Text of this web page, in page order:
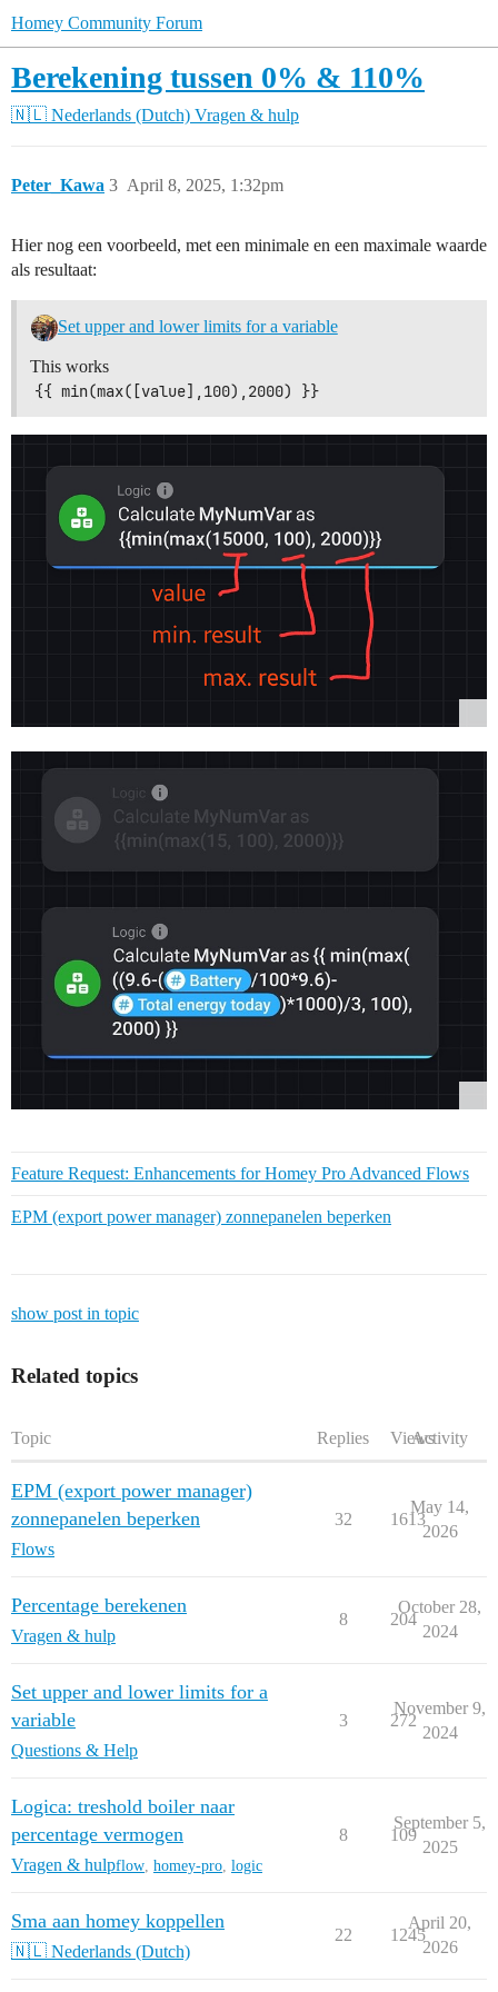
Homey Community Forum
Berekening tussen 0% & 110%
🇳🇱 Nederlands (Dutch) Vragen & hulp
Peter_Kawa April 8, 2025, 1:32pm
3
Hier nog een voorbeeld, met een minimale en een maximale waarde
als resultaat:
Set upper and lower limits for a variable
This works
{{ min(max([value],100),2000) }}
Feature Request: Enhancements for Homey Pro Advanced Flows
EPM (export power manager) zonnepanelen beperken
show post in topic
Related topics
Topic Replies ViewsActivity
EPM (export power manager)
zonnepanelen beperken
Flows
32 1613
May 14,
2026
Percentage berekenen
Vragen & hulp
8 204
October 28,
2024
Set upper and lower limits for a
variable
Questions & Help
3 272
November 9,
2024
Logica: treshold boiler naar
percentage vermogen
Vragen & hulpflow homey-pro logic
8 109
September 5,
2025
Sma aan homey koppellen
🇳🇱 Nederlands (Dutch)
22 1245
April 20,
2026